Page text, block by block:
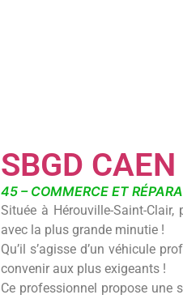
SBGD CAEN
45 – COMMERCE ET
Située à Hérouville-Saint-
avec la plus grande minutie !
Qu’il s’agisse d’un véhicule
convenir aux plus exigeants !
Ce professionnel propose une